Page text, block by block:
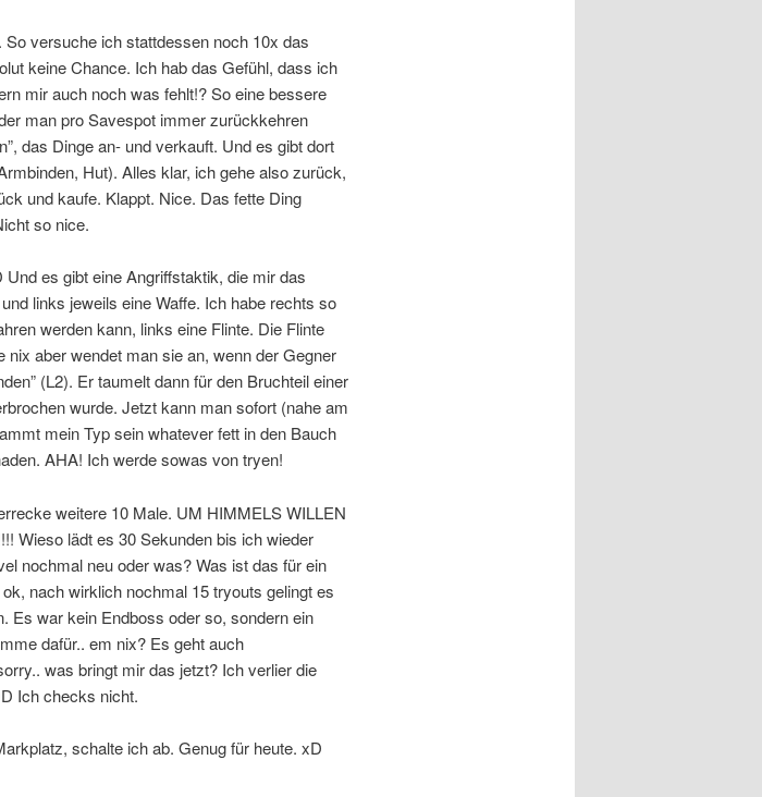
versuche ich stattdessen noch 10x das
keine Chance. Ich hab das Gefühl, dass ich
mir auch noch was fehlt!? So eine bessere
man pro Savespot immer zurückkehren
das Dinge an- und verkauft. Und es gibt dort
Hut). Alles klar, ich gehe also zurück,
und kaufe. Klappt. Nice. Das fette Ding
so nice.
es gibt eine Angriffstaktik, die mir das
links jeweils eine Waffe. Ich habe rechts so
werden kann, links eine Flinte. Die Flinte
aber wendet man sie an, wenn der Gegner
(L2). Er taumelt dann für den Bruchteil einer
wurde. Jetzt kann man sofort (nahe am
mein Typ sein whatever fett in den Bauch
AHA! Ich werde sowas von tryen!
weitere 10 Male. UM HIMMELS WILLEN
Wieso lädt es 30 Sekunden bis ich wieder
nochmal neu oder was? Was ist das für ein
nach wirklich nochmal 15 tryouts gelingt es
Es war kein Endboss oder so, sondern ein
dafür.. em nix? Es geht auch
was bringt mir das jetzt? Ich verlier die
Ich checks nicht.
schalte ich ab. Genug für heute. xD